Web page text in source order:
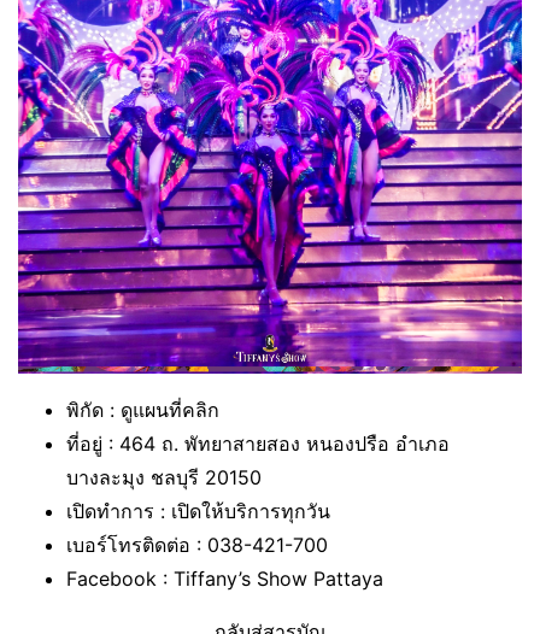
พิกัด : ดูแผนที่คลิก
ที่อยู่ : 464 ถ. พัทยาสายสอง หนองปรือ อำเภอ
บางละมุง ชลบุรี 20150
เปิดทำการ : เปิดให้บริการทุกวัน
เบอร์โทรติดต่อ : 038-421-700
Facebook : Tiffany’s Show Pattaya